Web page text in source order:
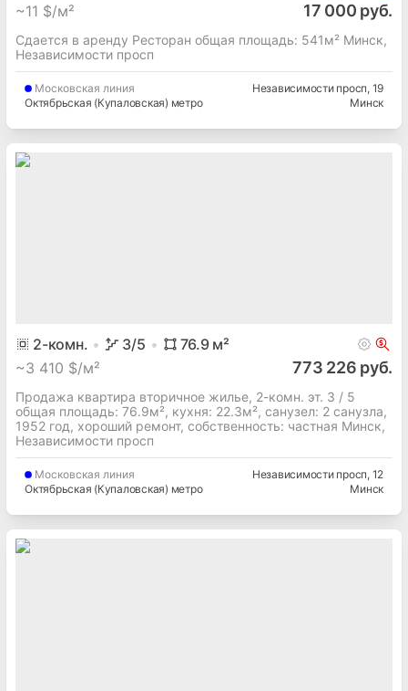
~11 $/м² 17 000 руб.
Сдается в аренду Ресторан общая площадь: 541м² Минск,
Независимости просп
Московская линия
Октябрьская (Купаловская) метро
Независимости просп, 19
Минск
2-комн. 3/5 76.9м²
~3 410 $/м² 773 226 руб.
Продажа квартира вторичное жилье, 2-комн. эт. 3 / 5
общая площадь: 76.9м², кухня: 22.3м², cанузел: 2 санузла,
1952 год, хороший ремонт, собственность: частная Минск,
Независимости просп
Московская линия
Октябрьская (Купаловская) метро
Независимости просп, 12
Минск